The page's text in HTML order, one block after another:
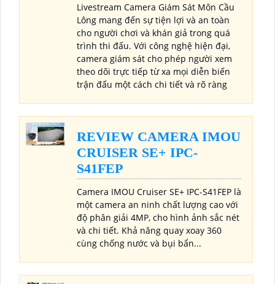
Livestream Camera Giám Sát Môn Cầu
Lông mang đến sự tiện lợi và an toàn
cho người chơi và khán giả trong quá
trình thi đấu. Với công nghệ hiện đại,
camera giám sát cho phép người xem
theo dõi trực tiếp từ xa mọi diễn biến
trận đấu một cách chi tiết và rõ ràng
REVIEW CAMERA IMOU
CRUISER SE+ IPC-
S41FEP
Camera IMOU Cruiser SE+ IPC-S41FEP là
một camera an ninh chất lượng cao với
độ phân giải 4MP, cho hình ảnh sắc nét
và chi tiết. Khả năng quay xoay 360
cùng chống nước và bụi bẩn...